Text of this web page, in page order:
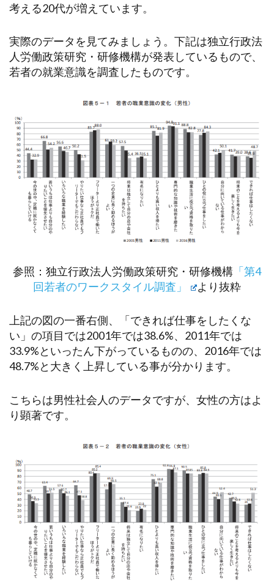
考える20代が増えています。
実際のデータを見てみましょう。下記は独立行政法
人労働政策研究・研修機構が発表しているもので、
若者の就業意識を調査したものです。
参照：独立行政法人労働政策研究・研修機構 「第4
回若者のワークスタイル調査」
より抜粋
上記の図の一番右側、「できれば仕事をしたくな
い」の項目では2001年では38.6%、2011年では
33.9%といったん下がっているものの、2016年では
48.7%と大きく上昇している事が分かります。
こちらは男性社会人のデータですが、女性の方はよ
り顕著です。